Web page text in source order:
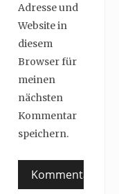
Adresse und
Website in
diesem
Browser für
meinen
nächsten
Kommentar
speichern.